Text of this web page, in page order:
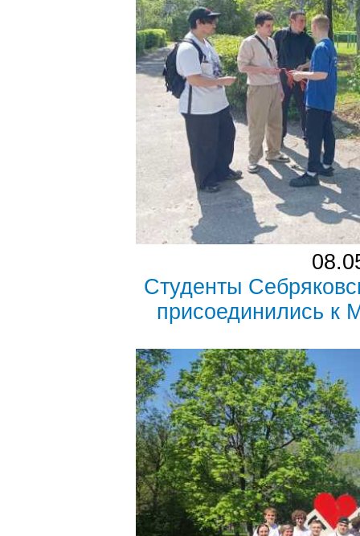
Студенты
присоединились к